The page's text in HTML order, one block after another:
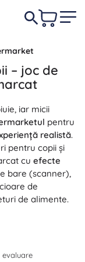
– joc de
iar micii
pentru
realistă.
pentru copii și
cu efecte
bare (scanner),
de
de alimente.
simple cu
evaluare